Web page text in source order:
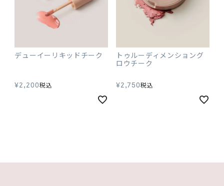
デューイーリキッドチーク
¥2,200税込
トゥルーディメンショング
ロウチーク
¥2,750税込